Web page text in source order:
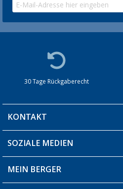
30 Tage Rückgaberecht
KONTAKT
Du hast eine Frage?
Filiale finden
SOZIALE MEDIEN
MEIN BERGER